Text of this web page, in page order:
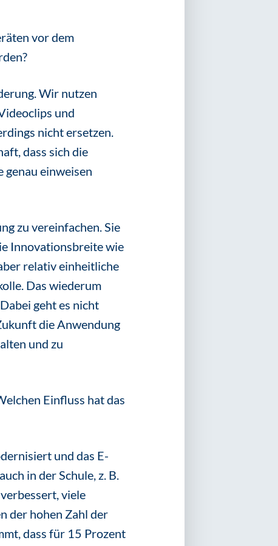
vor dem
Wir nutzen
und
nicht ersetzen.
dass sich die
einweisen
zu vereinfachen. Sie
Innovationsbreite wie
relativ einheitliche
Das wiederum
geht es nicht
die Anwendung
und zu
Einfluss hat das
und das E-
in der Schule, z. B.
viele
der hohen Zahl der
dass für 15 Prozent